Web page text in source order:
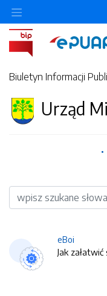
Biuletyn Informacji
Urząd
Wyszukiwarka
eBoi
Jak załatwić